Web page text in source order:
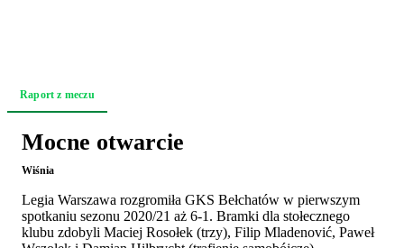
Raport z meczu
Mocne otwarcie
Wiśnia
Legia Warszawa rozgromiła GKS Bełchatów w pierwszym
spotkaniu sezonu 2020/21 aż 6-1. Bramki dla stołecznego
klubu zdobyli Maciej Rosołek (trzy), Filip Mladenović, Paweł